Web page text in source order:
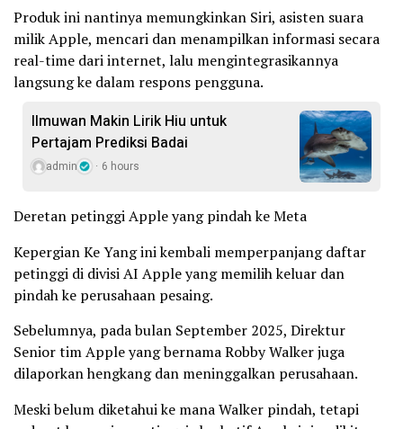
Produk ini nantinya memungkinkan Siri, asisten suara
milik Apple, mencari dan menampilkan informasi secara
real-time dari internet, lalu mengintegrasikannya
langsung ke dalam respons pengguna.
Ilmuwan Makin Lirik Hiu untuk
Pertajam Prediksi Badai
admin 6 hours
Deretan petinggi Apple yang pindah ke Meta
Kepergian Ke Yang ini kembali memperpanjang daftar
petinggi di divisi AI Apple yang memilih keluar dan
pindah ke perusahaan pesaing.
Sebelumnya, pada bulan September 2025, Direktur
Senior tim Apple yang bernama Robby Walker juga
dilaporkan hengkang dan meninggalkan perusahaan.
Meski belum diketahui ke mana Walker pindah, tetapi